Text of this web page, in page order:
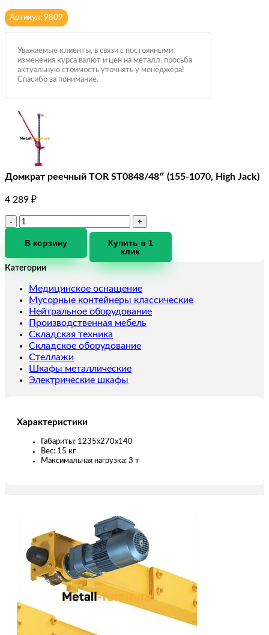
Артикул: 9809
Уважаемые клиенты, в связи с постоянными
изменения курса валют и цен на металл, просьба
актуальную стоимость уточнять у менеджера!
Спасибо за понимание.
Домкрат реечный TOR ST0848/48″ (155-1070, High Jack)
4 289 ₽
Количество
Домкрат
TOR
(155-
1070,
High
Jack)
В корзину
Купить в 1
клик
Категории
Медицинское оснащение
Мусорные контейнеры классические
Нейтральное оборудование
Производственная мебель
Складская техника
Складское оборудование
Стеллажи
Шкафы металлические
Электрические шкафы
Характеристики
Габариты: 1235х270х140
Вес: 15 кг
Максимальная нагрузка: 3 т